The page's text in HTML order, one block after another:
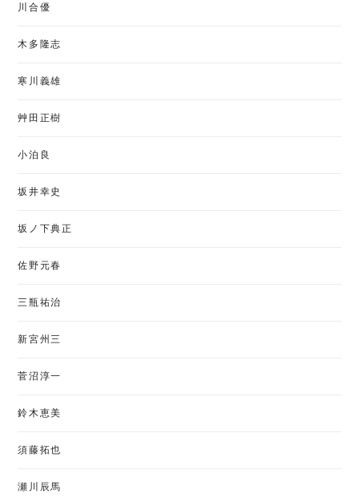
川合優
木多隆志
寒川義雄
艸田正樹
小泊良
坂井幸史
坂ノ下典正
佐野元春
三瓶祐治
新宮州三
菅沼淳一
鈴木恵美
須藤拓也
瀬川辰馬